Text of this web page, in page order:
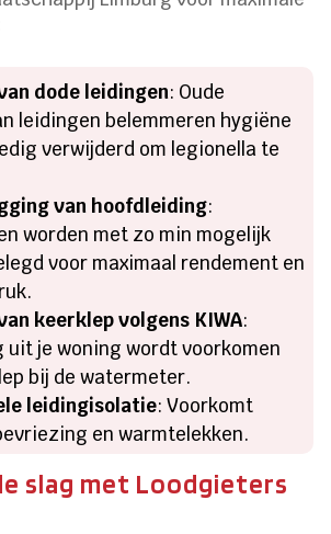
dode leidingen: Oude
leidingen belemmeren hygiëne
verwijderd om legionella te
van hoofdleiding:
worden met zo min mogelijk
voor maximaal rendement en
keerklep volgens KIWA:
uit je woning wordt voorkomen
bij de watermeter.
leidingisolatie: Voorkomt
en warmtelekken.
slag met Loodgieters